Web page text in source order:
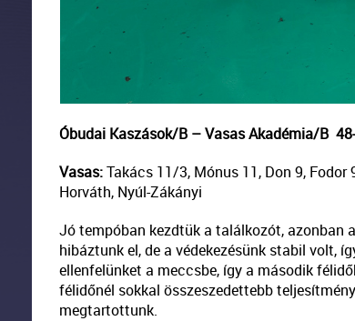
Óbudai Kaszások/B – Vasas Akadémia/B
Vasas:Takács 11/3, Mónus 11, Don 9, Fodor
Horváth, Nyúl-Zákányi
Jó tempóban kezdtük a találkozót, azonban
hibáztunk el, de a védekezésünk stabil volt,
ellenfelünket a meccsbe, így a második
félidőnél sokkal összeszedettebb
megtartottunk.